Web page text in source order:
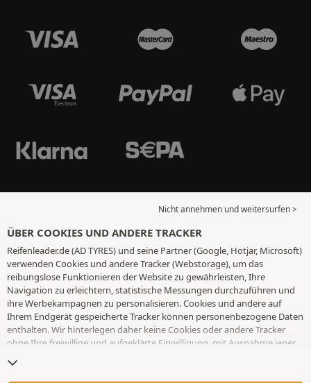
Nicht annehmen und weitersurfen >
ÜBER COOKIES UND ANDERE TRACKER
Reifenleader.de (AD TYRES) und seine Partner (Google, Hotjar, Microsoft)
verwenden Cookies und andere Tracker (Webstorage), um das
reibungslose Funktionieren der Website zu gewährleisten, Ihre
Navigation zu erleichtern, statistische Messungen durchzuführen und
ihre Werbekampagnen zu personalisieren. Cookies und andere auf
Ihrem Endgerät gespeicherte Tracker können personenbezogene Daten
enthalten. Wir hinterlegen daher keine Cookies oder andere Tracker
ohne Ihre freiwillige und aufgeklärte Einwilligung, mit Ausnahme jener,
Auswahl für einen Zeitraum von 6 Monaten. Sie können Ihre